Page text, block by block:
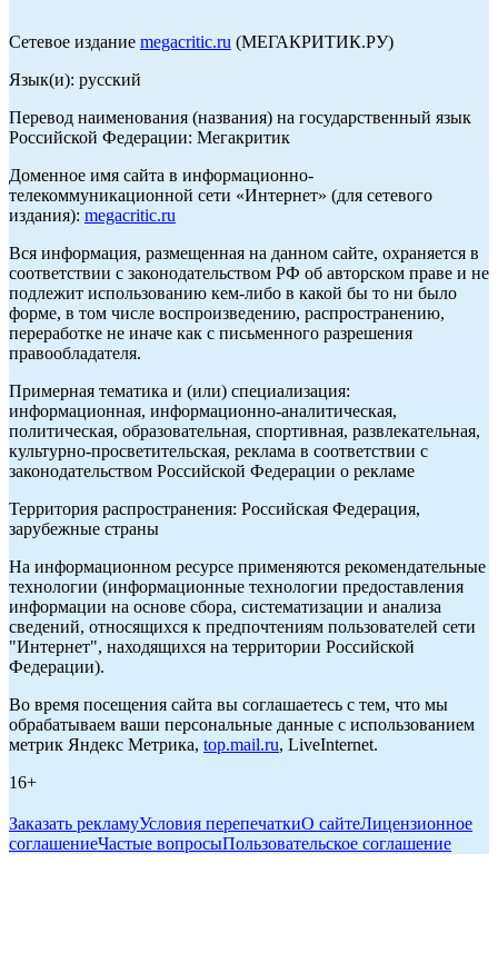
Сетевое издание megacritic.ru (МЕГАКРИТИК.РУ)
Язык(и): русский
Перевод наименования (названия) на государственный язык
Российской Федерации: Мегакритик
Доменное имя сайта в информационно-
телекоммуникационной сети «Интернет» (для сетевого
издания): megacritic.ru
Вся информация, размещенная на данном сайте, охраняется в
соответствии с законодательством РФ об авторском праве и не
подлежит использованию кем-либо в какой бы то ни было
форме, в том числе воспроизведению, распространению,
переработке не иначе как с письменного разрешения
правообладателя.
Примерная тематика и (или) специализация:
информационная, информационно-аналитическая,
политическая, образовательная, спортивная, развлекательная,
культурно-просветительская, реклама в соответствии с
законодательством Российской Федерации о рекламе
Территория распространения: Российская Федерация,
зарубежные страны
На информационном ресурсе применяются рекомендательные
технологии (информационные технологии предоставления
информации на основе сбора, систематизации и анализа
сведений, относящихся к предпочтениям пользователей сети
"Интернет", находящихся на территории Российской
Федерации).
Во время посещения сайта вы соглашаетесь с тем, что мы
обрабатываем ваши персональные данные с использованием
метрик Яндекс Метрика, top.mail.ru, LiveInternet.
16+
Заказать рекламуУсловия перепечаткиО сайтеЛицензионное
соглашениеЧастые вопросыПользовательское соглашение